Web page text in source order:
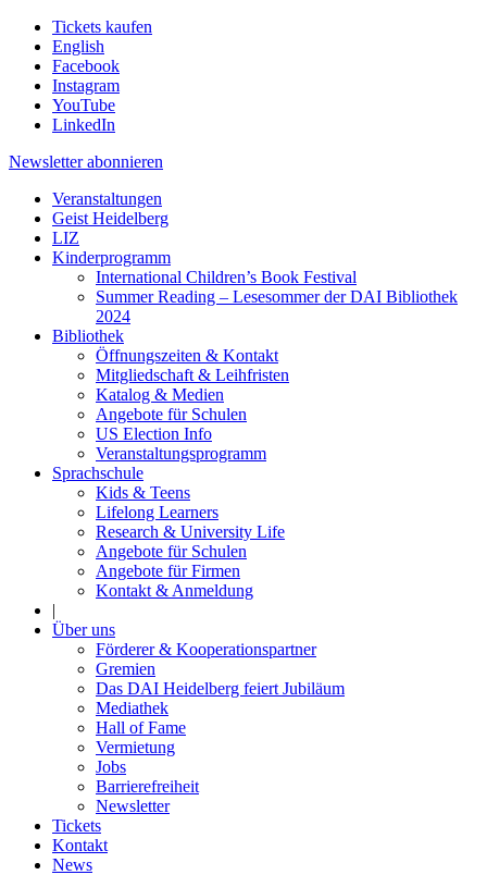
Tickets kaufen
English
Facebook
Instagram
YouTube
LinkedIn
Newsletter abonnieren
Veranstaltungen
Geist Heidelberg
LIZ
Kinderprogramm
International Children’s Book Festival
Summer Reading – Lesesommer der DAI Bibliothek
2024
Bibliothek
Öffnungszeiten & Kontakt
Mitgliedschaft & Leihfristen
Katalog & Medien
Angebote für Schulen
US Election Info
Veranstaltungsprogramm
Sprachschule
Kids & Teens
Lifelong Learners
Research & University Life
Angebote für Schulen
Angebote für Firmen
Kontakt & Anmeldung
|
Über uns
Förderer & Kooperationspartner
Gremien
Das DAI Heidelberg feiert Jubiläum
Mediathek
Hall of Fame
Vermietung
Jobs
Barrierefreiheit
Newsletter
Tickets
Kontakt
News